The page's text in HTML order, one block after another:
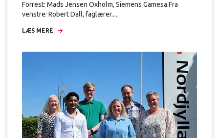
Forrest: Mads Jensen Oxholm, Siemens Gamesa.Fra
venstre: Robert Dall, faglærer....
LÆS MERE